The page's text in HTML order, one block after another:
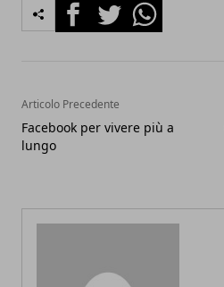
FacebookTwitterWhatsapp
Articolo Precedente
Facebook per vivere più a
lungo